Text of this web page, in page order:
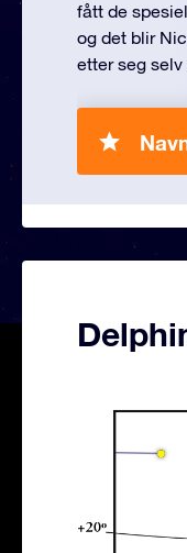
fått de
og det blir
etter seg